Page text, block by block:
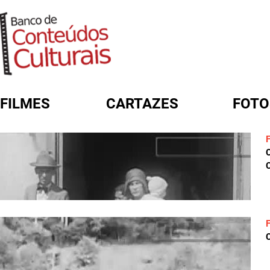
FILMES CARTAZES
FORMULÁRIO DE BUSCA